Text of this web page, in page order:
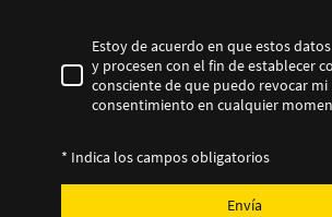
Estoy de acuerdo en que estos
y procesen con el fin de establecer
consciente de que puedo revocar mi
consentimiento en cualquier
* Indica los campos obligatorios
Envía